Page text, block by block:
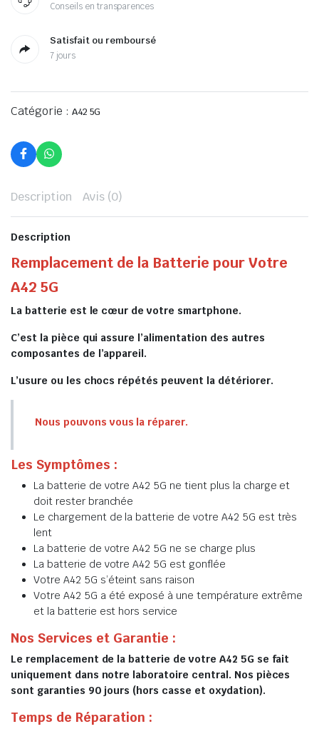
Conseils en transparences
Satisfait ou remboursé
7 jours
Catégorie : A42 5G
Description Avis (0)
Description
Remplacement de la Batterie pour Votre
A42 5G
La batterie est le cœur de votre smartphone.
C’est la pièce qui assure l’alimentation des autres
composantes de l’appareil.
L’usure ou les chocs répétés peuvent la détériorer.
Nous pouvons vous la réparer.
Les Symptômes :
La batterie de votre A42 5G ne tient plus la charge et
doit rester branchée
Le chargement de la batterie de votre A42 5G est très
lent
La batterie de votre A42 5G ne se charge plus
La batterie de votre A42 5G est gonflée
Votre A42 5G s’éteint sans raison
Votre A42 5G a été exposé à une température extrême
et la batterie est hors service
Nos Services et Garantie :
Le remplacement de la batterie de votre A42 5G se fait
uniquement dans notre laboratoire central. Nos pièces
sont garanties 90 jours (hors casse et oxydation).
Temps de Réparation :